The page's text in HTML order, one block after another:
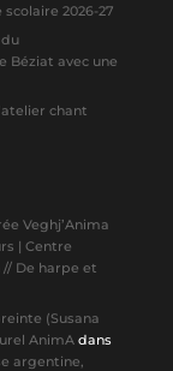
2026-27
Béziat avec une
chant
Veghj’Anima
| Centre
// De harpe et
(Susana
AnimAdans
argentine,